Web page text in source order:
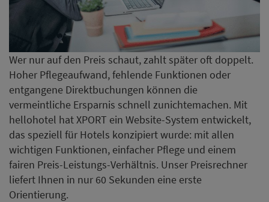
Wer nur auf den Preis schaut, zahlt später oft doppelt.
Hoher Pflegeaufwand, fehlende Funktionen oder
entgangene Direktbuchungen können die
vermeintliche Ersparnis schnell zunichtemachen. Mit
hellohotel hat XPORT ein Website-System entwickelt,
das speziell für Hotels konzipiert wurde: mit allen
wichtigen Funktionen, einfacher Pflege und einem
fairen Preis-Leistungs-Verhältnis. Unser Preisrechner
liefert Ihnen in nur 60 Sekunden eine erste
Orientierung.